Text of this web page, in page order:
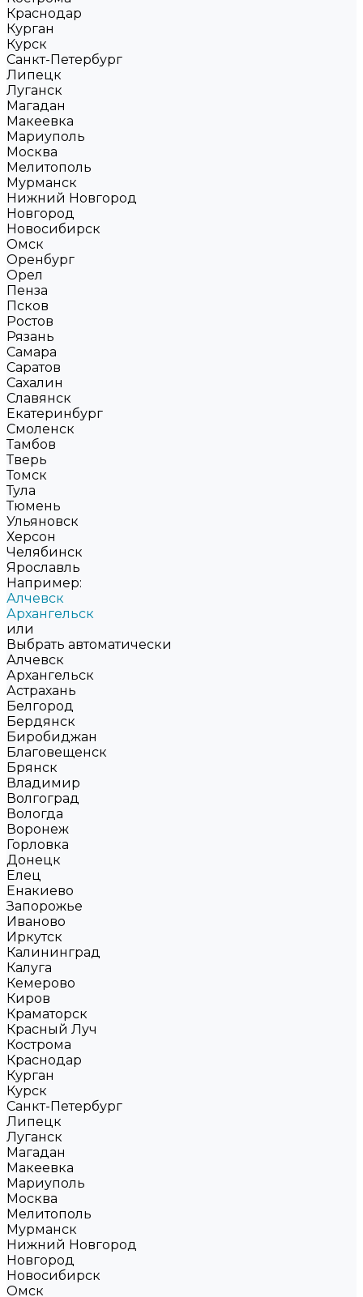
Краснодар
Курган
Курск
Санкт-Петербург
Липецк
Луганск
Магадан
Макеевка
Мариуполь
Москва
Мелитополь
Мурманск
Нижний Новгород
Новгород
Новосибирск
Омск
Оренбург
Орел
Пенза
Псков
Ростов
Рязань
Самара
Саратов
Сахалин
Славянск
Екатеринбург
Смоленск
Тамбов
Тверь
Томск
Тула
Тюмень
Ульяновск
Херсон
Челябинск
Ярославль
Например:
Алчевск
Архангельск
или
Выбрать автоматически
Алчевск
Архангельск
Астрахань
Белгород
Бердянск
Биробиджан
Благовещенск
Брянск
Владимир
Волгоград
Вологда
Воронеж
Горловка
Донецк
Елец
Енакиево
Запорожье
Иваново
Иркутск
Калининград
Калуга
Кемерово
Киров
Краматорск
Красный Луч
Кострома
Краснодар
Курган
Курск
Санкт-Петербург
Липецк
Луганск
Магадан
Макеевка
Мариуполь
Москва
Мелитополь
Мурманск
Нижний Новгород
Новгород
Новосибирск
Омск